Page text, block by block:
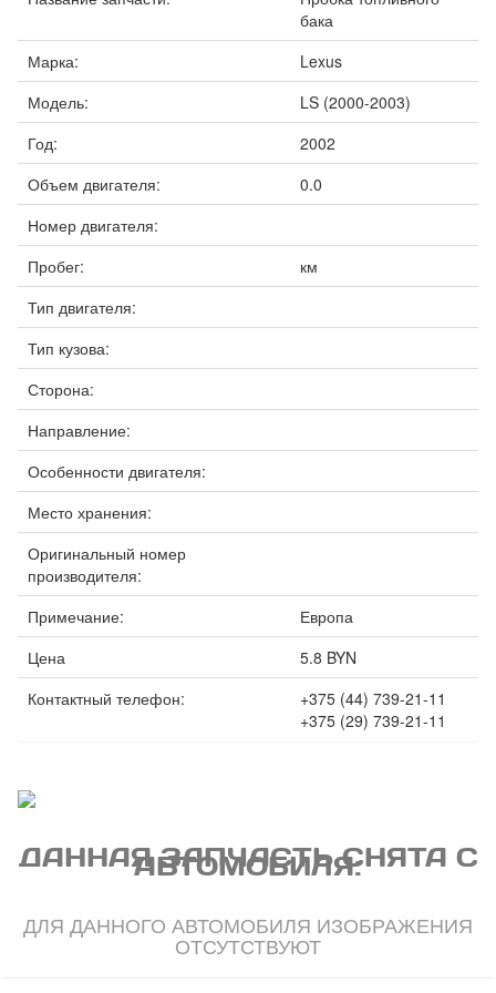
бака
Марка:
Lexus
Модель:
LS (2000-2003)
Год:
2002
Объем двигателя:
0.0
Номер двигателя:
Пробег:
км
Тип двигателя:
Тип кузова:
Сторона:
Направление:
Особенности двигателя:
Место хранения:
Оригинальный номер
производителя:
Примечание:
Европа
Цена
5.8 BYN
Контактный телефон:
+375 (44) 739-21-11
+375 (29) 739-21-11
ДАННАЯ ЗАПЧАСТЬ СНЯТА С
АВТОМОБИЛЯ:
ДЛЯ ДАННОГО АВТОМОБИЛЯ ИЗОБРАЖЕНИЯ
ОТСУТСТВУЮТ